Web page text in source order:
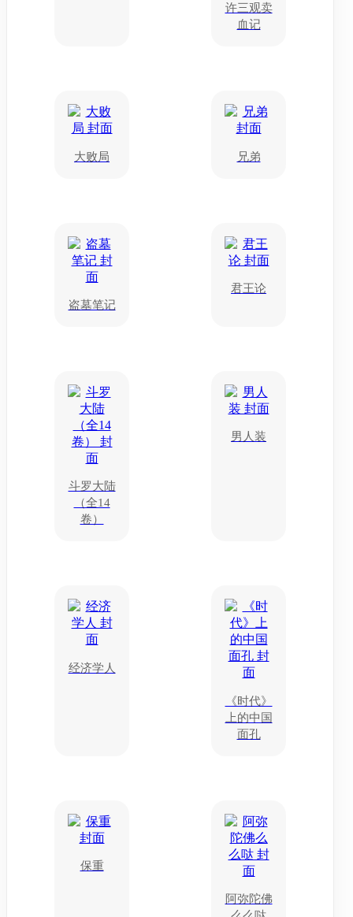
许三观卖
血记
大败局 兄弟
盗墓笔记
君王论
斗罗大陆
（全14
卷）
男人装
经济学人
《时代》
上的中国
面孔
保重
阿弥陀佛